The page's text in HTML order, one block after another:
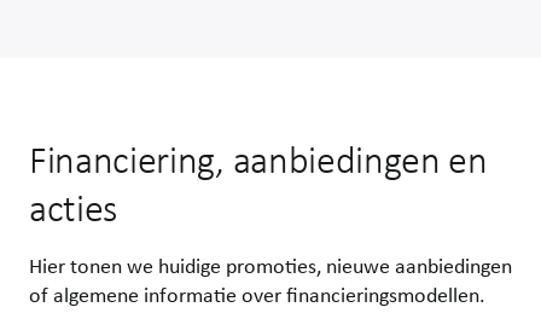
Financiering, aanbiedingen en
acties
Hier tonen we huidige promoties, nieuwe aanbiedingen
of algemene informatie over financieringsmodellen.